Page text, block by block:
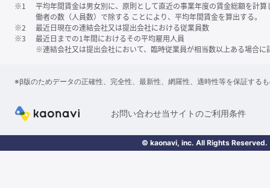
※1
平均年間賃金は男女別に、原則として直近の事業年度の賃金総額を計
働者の数（人員数）で除する ことにより、平均年間賃金を算出する。
※2
最近日現在の連結会社又は提出会社における従業員数
※3
最近日までの1年間におけるその平均雇用人員
※連結会社又は提出会社において、臨時従業員が相当数以上ある場合に
※β版のためデータの正確性、完全性、最新性、網羅性、適時性等を保証する
お問い合わせ当サイトのご利用条件
© kaonavi, inc. All Rights Reserved.